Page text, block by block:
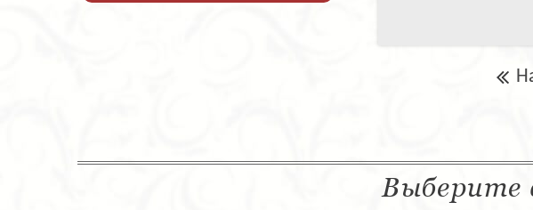
Выберите